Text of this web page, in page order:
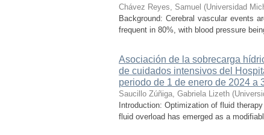
Chávez Reyes, Samuel (Universidad
Background: Cerebral vascular events
frequent in 80%, with blood pressure
Asociación de la sobrecarga
de cuidados intensivos del
periodo de 1 de enero de 2024 a
Saucillo Zúñiga, Gabriela Lizeth (
Introduction: Optimization of fluid
fluid overload has emerged as a